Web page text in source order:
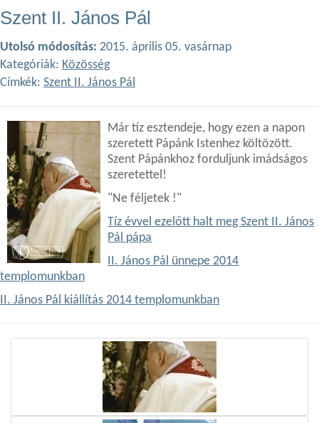
Szent II. János Pál
Utolsó módosítás: 2015. április 05. vasárnap
Kategóriák: Közösség
Címkék: Szent II. János Pál
Már tíz esztendeje, hogy ezen a napon
szeretett Pápánk Istenhez költözött.
Szent Pápánkhoz forduljunk imádságos
szeretettel!
"Ne féljetek !"
Tíz évvel ezelőtt halt meg Szent II. János
Pál pápa
II. János Pál ünnepe 2014
templomunkban
II. János Pál kiállítás 2014 templomunkban